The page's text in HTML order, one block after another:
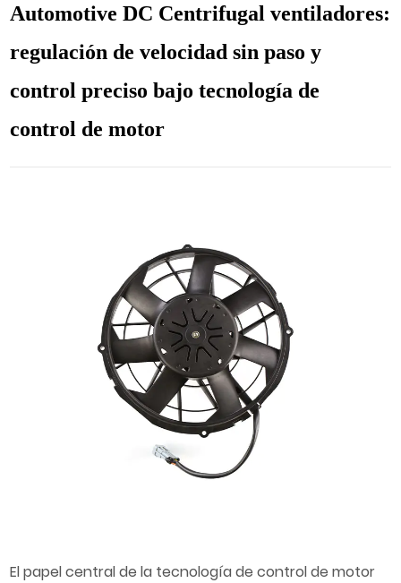
Automotive DC Centrifugal ventiladores:
regulación de velocidad sin paso y
control preciso bajo tecnología de
control de motor
El papel central de la tecnología de control de motor